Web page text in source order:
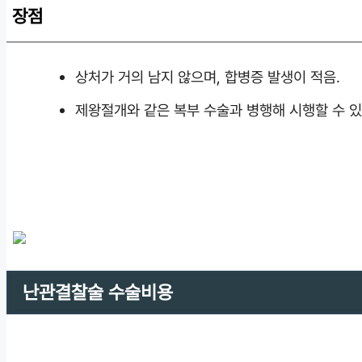
장점
상처가 거의 남지 않으며, 합병증 발생이 적음.
제왕절개와 같은 복부 수술과 병행해 시행할 수
난관결찰술 수술비용